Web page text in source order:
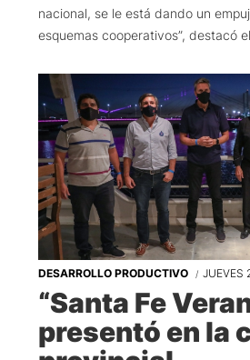
nacional, se le está dando un
esquemas cooperativos”, destacó
DESARROLLO PRODUCTIVO JUEVES
“Santa Fe
presentó en la